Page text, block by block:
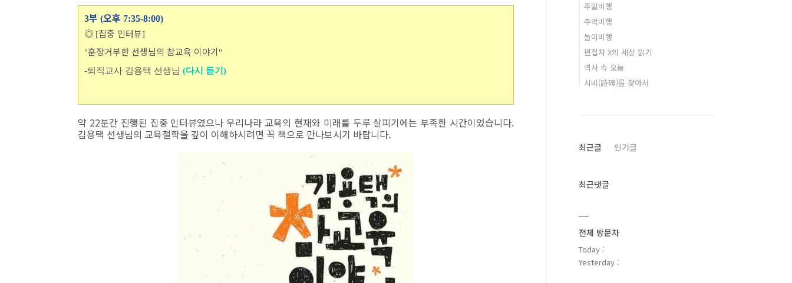
3부 (오후 7:35-8:00)
◎ [집중 인터뷰]
"훈장거부한 선생님의 참교육 이야기"
-퇴직교사 김용택 선생님 (다시 듣기)
약 22분간 진행된 집중 인터뷰였으나 우리나라 교육의 현재와 미래를 두루 살피기에는 부족한 시간이었습니다.
김용택 선생님의 교육철학을 깊이 이해하시려면 꼭 책으로 만나보시기 바랍니다.
주말비행
추억비행
놀이비행
편집자 X의 세상 읽기
역사 속 오늘
시비(詩碑)를 찾아서
최근글 인기글
최근댓글
전체 방문자
Today :
Yesterday :